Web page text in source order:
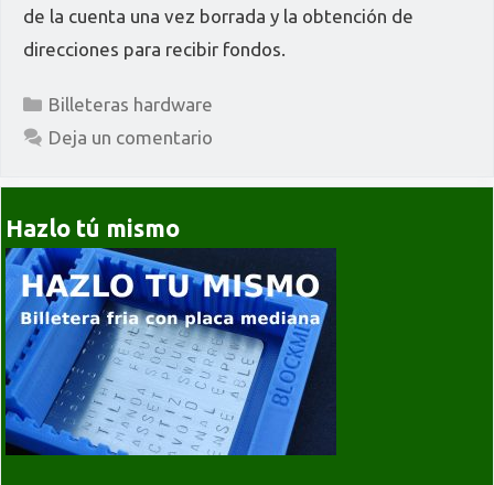
de la cuenta una vez borrada y la obtención de
direcciones para recibir fondos.
Categorías
Billeteras hardware
Deja un comentario
Hazlo tú mismo